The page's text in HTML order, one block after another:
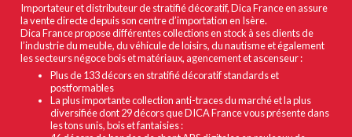
Importateur et distributeur de stratifié décoratif, Dica France en assure
la vente directe depuis son centre d’importation en Isère.
Dica France propose différentes collections en stock à ses clients de
l’industrie du meuble, du véhicule de loisirs, du nautisme et également
les secteurs négoce bois et matériaux, agencement et ascenseur :
Plus de 133 décors en stratifié décoratif standards et
postformables
La plus importante collection anti-traces du marché et la plus
diversifiée dont 29 décors que DICA France vous présente dans
les tons unis, bois et fantaisies :